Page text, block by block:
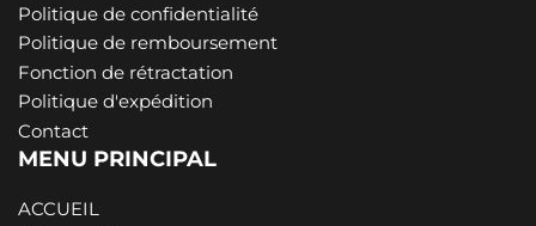
Politique de confidentialité
Politique de remboursement
Fonction de rétractation
Politique d'expédition
Contact
MENU PRINCIPAL
ACCUEIL